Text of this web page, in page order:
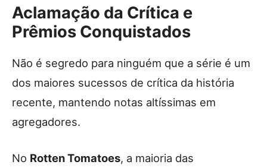
Aclamação da Crítica e
Prêmios Conquistados
Não é segredo para ninguém que a série é um
dos maiores sucessos de crítica da história
recente, mantendo notas altíssimas em
agregadores.
No Rotten Tomatoes, a maioria das